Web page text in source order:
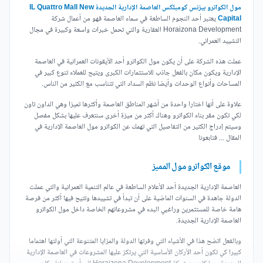
مول الكواترو بيزنس كومبلكس العاصمة الإدارية الجديدة IL Quattro Mall New
Capitalيعتبر أحد النجوم الساطعة في سماء العاصمة فهو من أعمال شركة
Horaizona Development العقارية والتي تحمل خبرات واسعة وكبيرة في مجال
التشييد العمراني.
عملت هذه الشركة على أن يكون مول الكواترو أحد الأيقونات العمرانية في العاصمة
الإدارية ويكون مكان بالفعل جاذب للاستثمارات الكبرى ويتيح للعملاء تنوع كبير في
المساحات وأنواع الوحدات وأيضا نظم السداد التي تتناسب مع الكثير من الناس.
علاوة على أنها اختارا واحدة من أشهر المناطق العاصمة وأكثرها تميزا وهي الداون تاون
لكي تكون مقر بناء الكواترو وهناك أكثر من ميزة أخرى سنتعرف عليها بشكل مفصل
وسيتم إدراج الكثير من التفاصيل التي تهمك عن الكواترو مول العاصمة الإدارية في
المقال ... فتابعونا
موقع الكواترو مول المميز
العاصمة الإدارية الجديدة أحد الأعلام الساطعة في عالم التنمية العمرانية والتي عملت
الدولة جاهدة في السنوات الماضية على أن تبدأ في تشييدها وتتيح فيها أكثر من فرصة
هامة خاصة للمستثمرين وراغبي البدء في مشروعاتهم الخاصة داخل مول الكواترو
العاصمة الإدارية الجديدة.
وبالفعل اتضح هذا في الأشياء التي وفرتها الدولة والمزايا المتنوعة التي أولتها اهتماما
كبيرا كي تكون أحد الأركان الأساسية التي يرتكز عليها المشروعات في العاصمة الإدارية